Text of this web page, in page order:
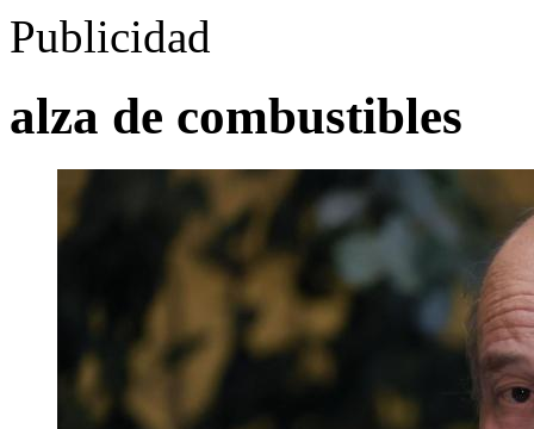
Publicidad
alza de combustibles